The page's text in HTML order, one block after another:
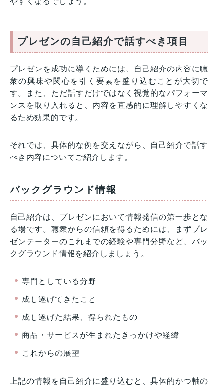
プレゼンの自己紹介で話すべき項目
プレゼンを成功に導くためには、自己紹介の内容に聴
衆の興味や関心を引く要素を盛り込むことが大切で
す。また、ただ話すだけではなく視覚的なパフォーマ
ンスを取り入れると、内容を直感的に理解しやすくな
るため効果的です。
それでは、具体的な例を交えながら、自己紹介で話す
べき内容についてご紹介します。
バックグラウンド情報
自己紹介は、プレゼンにおいて情報発信の第一歩とな
る場です。聴衆からの信頼を得るためには、まずプレ
ゼンテーターのこれまでの経験や専門分野など、バッ
クグラウンド情報を紹介しましょう。
専門としている分野
成し遂げてきたこと
成し遂げた結果、得られたもの
商品・サービスが生まれたきっかけや経緯
これからの展望
上記の情報を自己紹介に盛り込むと、具体的かつ軸の